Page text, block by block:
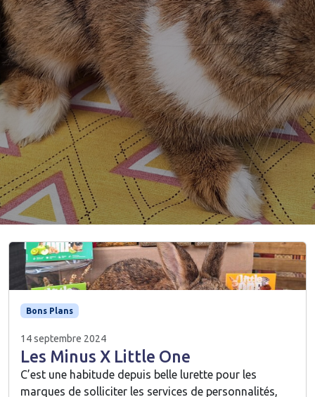
Bons Plans
14 septembre 2024
Les Minus X Little One
C’est une habitude depuis belle lurette pour les
marques de solliciter les services de personnalités,